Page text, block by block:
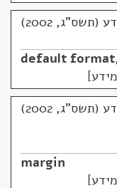
(תשס"ג, 2002)
default format,
(תשס"ג, 2002)
margin